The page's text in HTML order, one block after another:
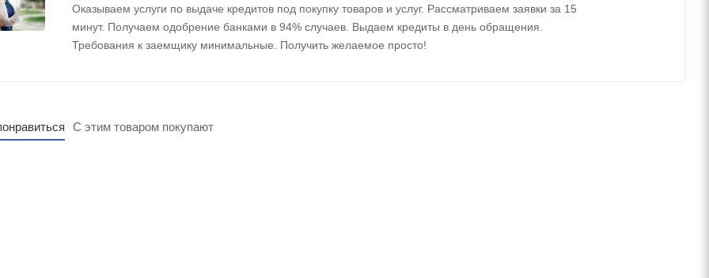
Оказываем услуги по выдаче кредитов под покупку товаров и услуг. Рассматриваем заявки за 15
минут. Получаем одобрение банками в 94% случаев. Выдаем кредиты в день обращения.
Требования к заемщику минимальные. Получить желаемое просто!
С этим товаром покупают